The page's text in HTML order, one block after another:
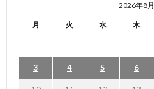
2026年8月
月 火 水 木
3 4 5 6